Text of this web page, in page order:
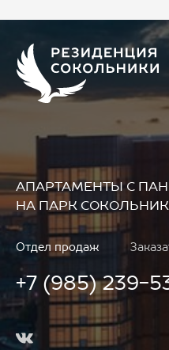
АПАРТАМЕНТЫ С
НА ПАРК
Отдел продаж
+7 (985) 239-